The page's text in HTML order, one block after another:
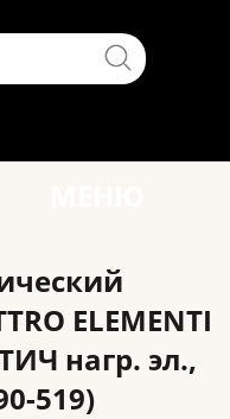
ELEMENTI
нагр. эл.,
519)